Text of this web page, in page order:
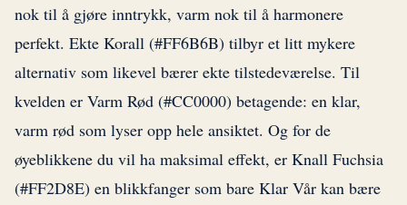
nok til å gjøre inntrykk, varm nok til å harmonere
perfekt. Ekte Korall (#FF6B6B) tilbyr et litt mykere
alternativ som likevel bærer ekte tilstedeværelse. Til
kvelden er Varm Rød (#CC0000) betagende: en klar,
varm rød som lyser opp hele ansiktet. Og for de
øyeblikkene du vil ha maksimal effekt, er Knall Fuchsia
(#FF2D8E) en blikkfanger som bare Klar Vår kan bære